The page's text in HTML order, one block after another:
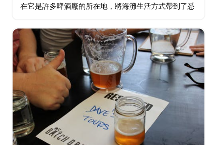
在它是許多啤酒廠的所在地，將海灘生活方式帶到了悉
力…